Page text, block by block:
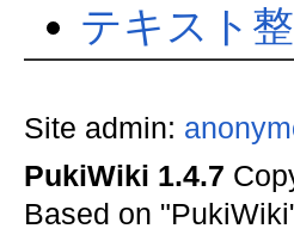
テキスト
Site admin:
PukiWiki 1.4.7
Based on